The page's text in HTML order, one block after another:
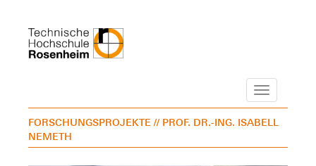
Navigation
FORSCHUNGSPROJEKTE // PROF. DR.-ING. ISABELL
NEMETH